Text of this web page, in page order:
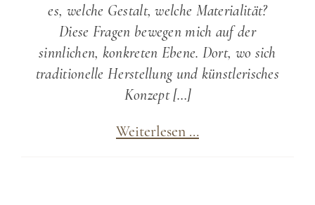
es, welche Gestalt, welche Materialität?
Diese Fragen bewegen mich auf der
sinnlichen, konkreten Ebene. Dort, wo sich
traditionelle Herstellung und künstlerisches
Konzept […]
Weiterlesen …Das